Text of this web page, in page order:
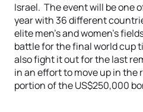
Israel. The event will be one
year with 36 different
elite men’s and women’s
battle for the final world cup
also fight it out for the last
in an effort to move up in the
portion of the US$250,000